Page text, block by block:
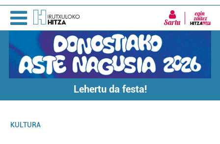
Sartu
Lehertu da festa!
KULTURA